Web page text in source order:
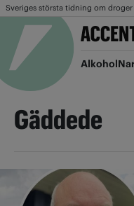
Sveriges största tidning om
Alkohol
Gäddede